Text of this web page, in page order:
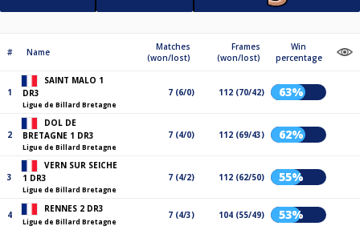
# Name
Matches
(won/lost)
Frames
(won/lost)
Win
percentage
1
SAINT MALO 1
DR3
Ligue de Billard Bretagne
7 (6/0) 112 (70/42) 63%
2
DOL DE
BRETAGNE 1 DR3
Ligue de Billard Bretagne
7 (4/0) 112 (69/43) 62%
3
VERN SUR SEICHE
1 DR3
Ligue de Billard Bretagne
7 (4/2) 112 (62/50) 55%
4
RENNES 2 DR3
Ligue de Billard Bretagne
7 (4/3) 104 (55/49) 53%